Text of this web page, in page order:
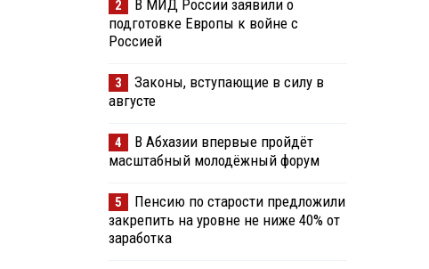
2
В МИД России заявили о
подготовке Европы к войне с
Россией
3
Законы, вступающие в силу в
августе
4
В Абхазии впервые пройдёт
масштабный молодёжный форум
5
Пенсию по старости предложили
закрепить на уровне не ниже 40% от
заработка